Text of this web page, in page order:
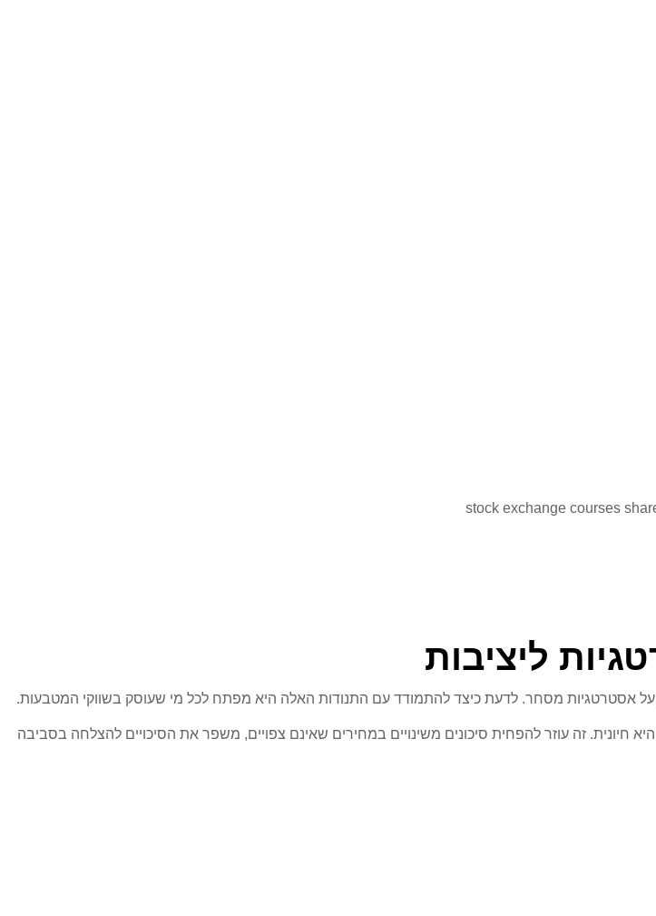
ליציבות
על אסטרטגיות מסחר. לדעת כיצד להתמודד עם התנודות האלה היא מפתח לכל מי שעוסק בשווקי המטבעות.
היא חיונית. זה עוזר להפחית סיכונים משינויים במחירים שאינם צפויים, משפר את הסיכויים להצלחה בסביבה